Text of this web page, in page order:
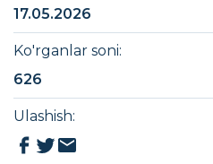
17.05.2026
Ko'rganlar soni:
626
Ulashish: